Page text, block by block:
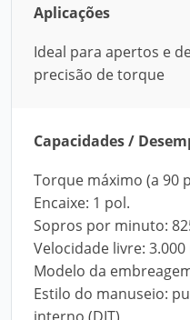
Aplicações
Ideal para apertos e
precisão de torque
Capacidades /
Torque máximo (a 90
Encaixe: 1 pol.
Sopros por minuto:
Velocidade livre:
Modelo da
Estilo do manuseio: